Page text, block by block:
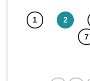
1 2
7